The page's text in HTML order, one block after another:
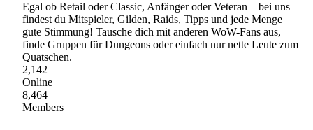
Egal ob Retail oder Classic, Anfänger oder Veteran – bei uns
findest du Mitspieler, Gilden, Raids, Tipps und jede Menge
gute Stimmung! Tausche dich mit anderen WoW-Fans aus,
finde Gruppen für Dungeons oder einfach nur nette Leute zum
Quatschen.
2,142
Online
8,464
Members